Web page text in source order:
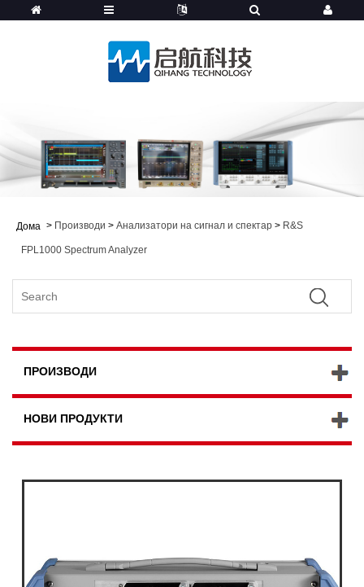
Дома > Производи > Анализатори на сигнал и спектар > R&S
FPL1000 Spectrum Analyzer
ПРОИЗВОДИ
НОВИ ПРОДУКТИ